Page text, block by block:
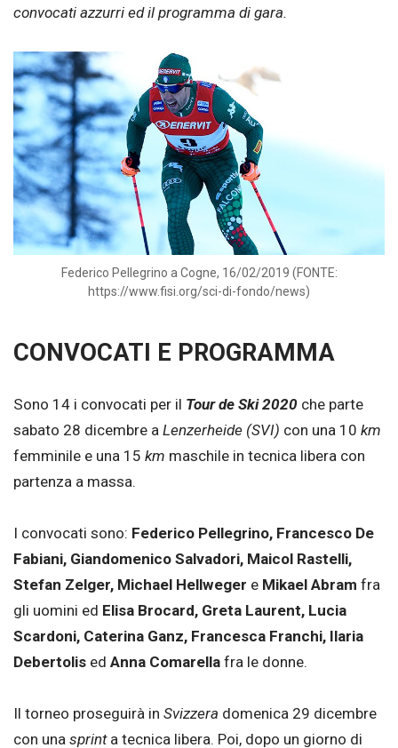
convocati azzurri ed il programma di gara.
Federico Pellegrino a Cogne, 16/02/2019 (FONTE:
https://www.fisi.org/sci-di-fondo/news)
CONVOCATI E PROGRAMMA
Sono 14 i convocati per il Tour de Ski 2020 che parte
sabato 28 dicembre a Lenzerheide (SVI) con una 10 km
femminile e una 15 km maschile in tecnica libera con
partenza a massa.
I convocati sono: Federico Pellegrino, Francesco De
Fabiani, Giandomenico Salvadori, Maicol Rastelli,
Stefan Zelger, Michael Hellweger e Mikael Abram fra
gli uomini ed Elisa Brocard, Greta Laurent, Lucia
Scardoni, Caterina Ganz, Francesca Franchi, Ilaria
Debertolis ed Anna Comarella fra le donne.
Il torneo proseguirà in Svizzera domenica 29 dicembre
con una sprint a tecnica libera. Poi, dopo un giorno di